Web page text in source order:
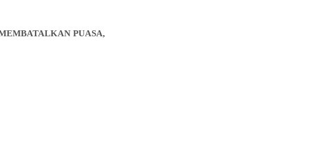
PUASA,